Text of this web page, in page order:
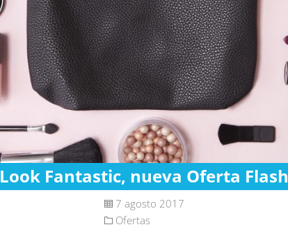
Look Fantastic, nueva Oferta Flash
7 agosto 2017
Ofertas